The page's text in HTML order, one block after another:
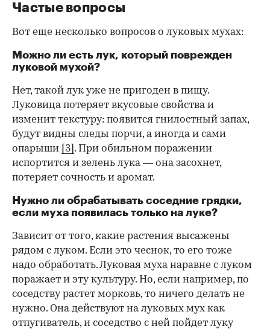
Частые вопросы
Вот еще несколько вопросов о луковых мухах:
Можно ли есть лук, который поврежден
луковой мухой?
Нет, такой лук уже не пригоден в пищу.
Луковица потеряет вкусовые свойства и
изменит текстуру: появится гнилостный запах,
будут видны следы порчи, а иногда и сами
опарыши
[3] . При обильном поражении
испортится и зелень лука — она засохнет,
потеряет сочность и аромат.
Нужно ли обрабатывать соседние грядки,
если муха появилась только на луке?
Зависит от того, какие растения высажены
рядом с луком. Если это чеснок, то его тоже
надо обработать. Луковая муха наравне с луком
поражает и эту культуру. Но, если например, по
соседству растет морковь, то ничего делать не
нужно. Она действуют на луковых мух как
отпугиватель, и соседство с ней пойдет луку